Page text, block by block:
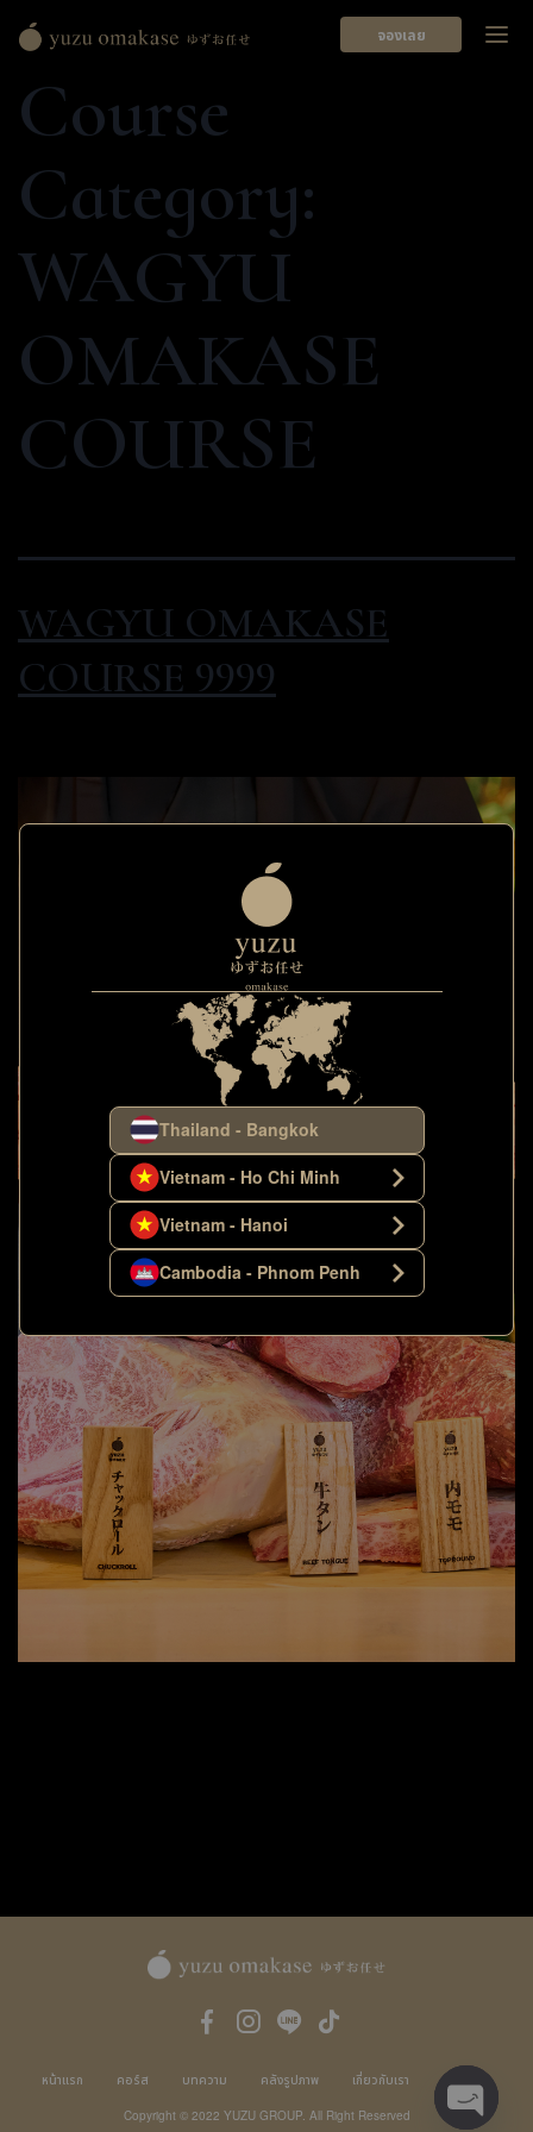
Thailand - Bangkok
Vietnam - Ho Chi Minh
Vietnam - Hanoi
Cambodia - Phnom Penh
Yuzu
Omakase
ゆ
お
任
จองเลย
Course
Category:
WAGYU
OMAKASE
COURSE
WAGYU OMAKASE
COURSE 9999
หน้าแรก คอร์ส บทความ คลังรูปภาพ เกี่ยวกับเรา ติดต่อเรา
Copyright © 2022 YUZU GROUP. All Right Reserved